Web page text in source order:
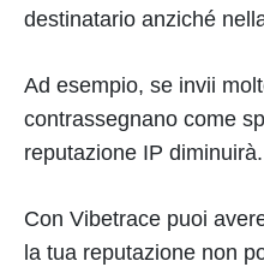
destinatario anziché
Ad esempio, se invii
contrassegnano come
reputazione IP diminuirà.
Con Vibetrace puoi
la tua reputazione non